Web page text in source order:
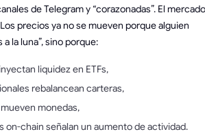
de Telegram y “corazonadas”. El mercado
precios ya no se mueven porque alguien
la luna”, sino porque:
liquidez en ETFs,
rebalancean carteras,
monedas,
on-chain señalan un aumento de actividad.